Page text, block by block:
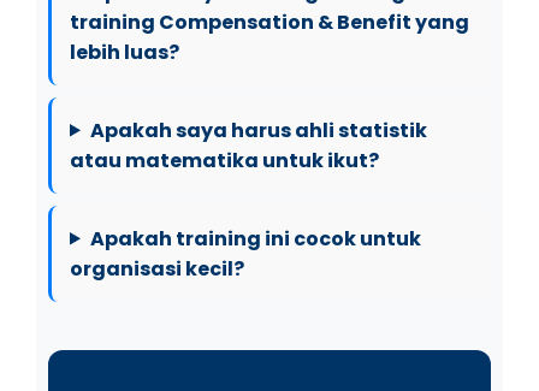
training Compensation & Benefit yang
lebih luas?
Apakah saya harus ahli statistik
atau matematika untuk ikut?
Apakah training ini cocok untuk
organisasi kecil?